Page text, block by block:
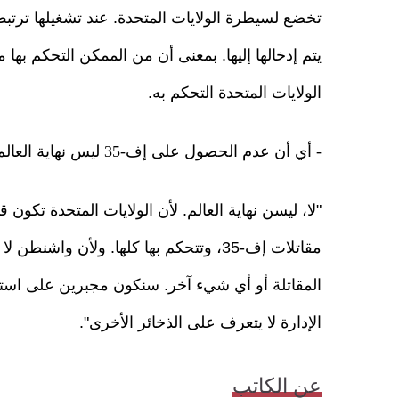
تخضع لسيطرة الولايات المتحدة. عند تشغيلها
الولايات المتحدة التحكم به.
- أي أن عدم الحصول على إف-35 ليس نهاية العالم؟
"لا، ليسن نهاية العالم. لأن الولايات المتحدة
مقاتلات إف-35، وتتحكم بها كلها. ولأن
المقاتلة أو أي شيء آخر. سنكون مجبرين على
الإدارة لا يتعرف على الذخائر الأخرى".
عن الكاتب